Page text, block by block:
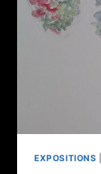
EXPOSITIONS